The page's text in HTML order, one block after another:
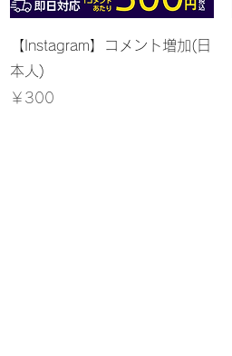
クイックビュー
【Instagram】コメント増加(日
本人)
価格
￥300